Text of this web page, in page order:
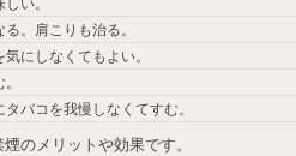
い。
。肩こりも治る。
にしなくてもよい。
バコを我慢しなくてすむ。
のメリットや効果です。